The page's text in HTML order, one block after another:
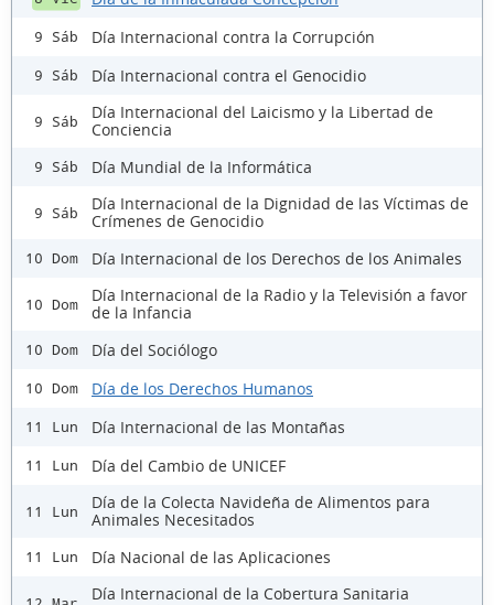
9 Sáb Día Internacional contra la Corrupción
9 Sáb Día Internacional contra el Genocidio
9 Sáb
Día Internacional del Laicismo y la Libertad de
Conciencia
9 Sáb Día Mundial de la Informática
9 Sáb
Día Internacional de la Dignidad de las Víctimas de
Crímenes de Genocidio
10 Dom Día Internacional de los Derechos de los Animales
10 Dom
Día Internacional de la Radio y la Televisión a favor
de la Infancia
10 Dom Día del Sociólogo
10 Dom Día de los Derechos Humanos
11 Lun Día Internacional de las Montañas
11 Lun Día del Cambio de UNICEF
11 Lun
Día de la Colecta Navideña de Alimentos para
Animales Necesitados
11 Lun Día Nacional de las Aplicaciones
Día Internacional de la Cobertura Sanitaria